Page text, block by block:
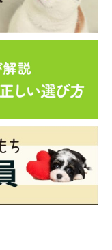
猫。来客にももちろ
か……？
手なものを極力遠ざ
うしかないでしょ
いかと思うので、ま